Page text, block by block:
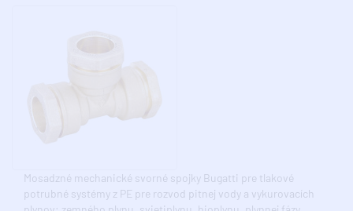
Mosadzné mechanické svorné spojky Bugatti pre tlakové
potrubné systémy z PE pre rozvod pitnej vody a vykurovacích